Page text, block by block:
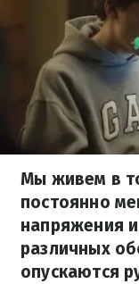
Мы живем в
постоянно
напряжения
различных
опускаются